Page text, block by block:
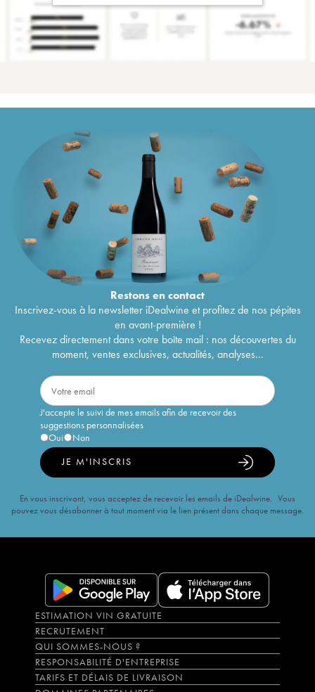
Restons encontact
Inscrivez-vous à la newsletter iDealwine et profitez de nos pépites
en avant-première !
Recevez directement dans votre boîte mail : nos découvertes du
moment, ventes exclusives, actualités, analyses...
J'accepte le suivi de mes emails afin de recevoir des
suggestions personnalisées
Oui
Non
JE M'INSCRIS
En vous inscrivant, vous acceptez de recevoir les emails de iDealwine. Vous
pouvez vous désabonner à tout moment via le lien présent dans chaque message.
ESTIMATION VIN GRATUITE
RECRUTEMENT
QUI SOMMES-NOUS ?
RESPONSABILITÉ D'ENTREPRISE
TARIFS ET DÉLAIS DE LIVRAISON